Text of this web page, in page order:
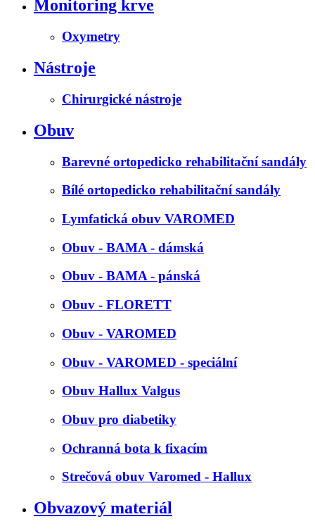
Monitoring krve
Oxymetry
Nástroje
Chirurgické nástroje
Obuv
Barevné ortopedicko rehabilitační sandály
Bílé ortopedicko rehabilitační sandály
Lymfatická obuv VAROMED
Obuv - BAMA - dámská
Obuv - BAMA - pánská
Obuv - FLORETT
Obuv - VAROMED
Obuv - VAROMED - speciální
Obuv Hallux Valgus
Obuv pro diabetiky
Ochranná bota k fixacím
Strečová obuv Varomed - Hallux
Obvazový materiál